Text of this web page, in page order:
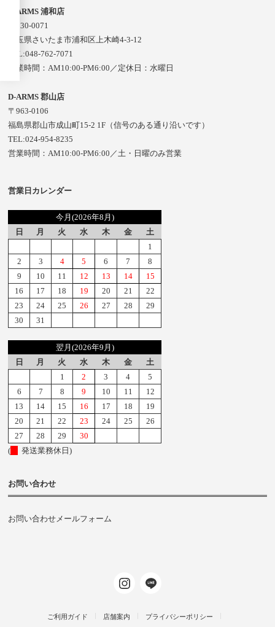
D-ARMS 浦和店
〒330-0071
埼玉県さいたま市浦和区上木崎4-3-12
TEL:048-762-7071
営業時間：AM10:00-PM6:00／定休日：水曜日
D-ARMS 郡山店
〒963-0106
福島県郡山市成山町15-2 1F（信号のある通り沿いです）
TEL:024-954-8235
営業時間：AM10:00-PM6:00／土・日曜のみ営業
営業日カレンダー
今月(2026年8月)
日
月 火 水 木 金
土
1
2
3 4 5 6 7
8
9
10 11 12 13 14
15
16
17 18 19 20 21
22
23
24 25 26 27 28
29
30
31
翌月(2026年9月)
日
月 火 水 木 金
土
1
2 3 4
5
6
7 8 9 10 11
12
13
14 15 16 17 18
19
20
21 22 23 24 25
26
27
28 29
30
(
発送業務休日)
お問い合わせ
お問い合わせメールフォーム
ご利用ガイド 店舗案内 プライバシーポリシー